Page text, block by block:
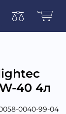
40 4л
0040-99-04